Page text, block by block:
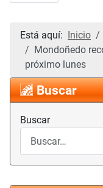
Está aquí: Inicio
Mondoñedo
próximo lunes
Buscar
Buscar